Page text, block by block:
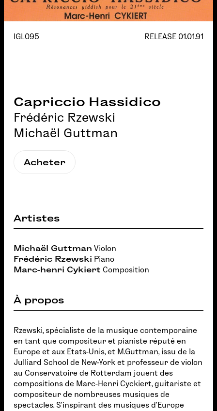
IGL095 RELEASE 01.01.91
Capriccio Hassidico
Frédéric Rzewski
Michaël Guttman
Acheter
Artistes
Michaël Guttman Violon
Frédéric Rzewski Piano
Marc-henri Cykiert Composition
À propos
Rzewski, spécialiste de la musique contemporaine
en tant que compositeur et pianiste réputé en
Europe et aux Etats-Unis, et M.Guttman, issu de la
Julliard School de New-York et professeur de violon
au Conservatoire de Rotterdam jouent des
compositions de Marc-Henri Cyckiert, guitariste et
compositeur de nombreuses musiques de
spectacles. S'inspirant des musiques d'Europe